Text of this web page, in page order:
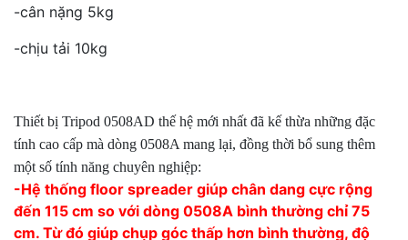
-cân nặng 5kg
-chịu tải 10kg
Thiết bị Tripod 0508AD thế hệ mới nhất đã kế thừa những đặc
tính cao cấp mà dòng 0508A mang lại, đồng thời bổ sung thêm
một số tính năng chuyên nghiệp:
-Hệ thống floor spreader giúp chân dang cực rộng
đến 115 cm so với dòng 0508A bình thường chỉ 75
cm. Từ đó giúp chụp góc thấp hơn bình thường, độ